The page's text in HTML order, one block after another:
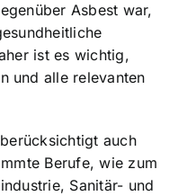
Asbest war,
ist es wichtig,
und alle relevanten
auch
Berufe, wie zum
Sanitär- und